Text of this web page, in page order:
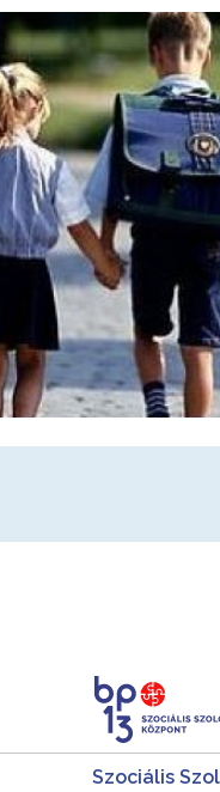
Szociális